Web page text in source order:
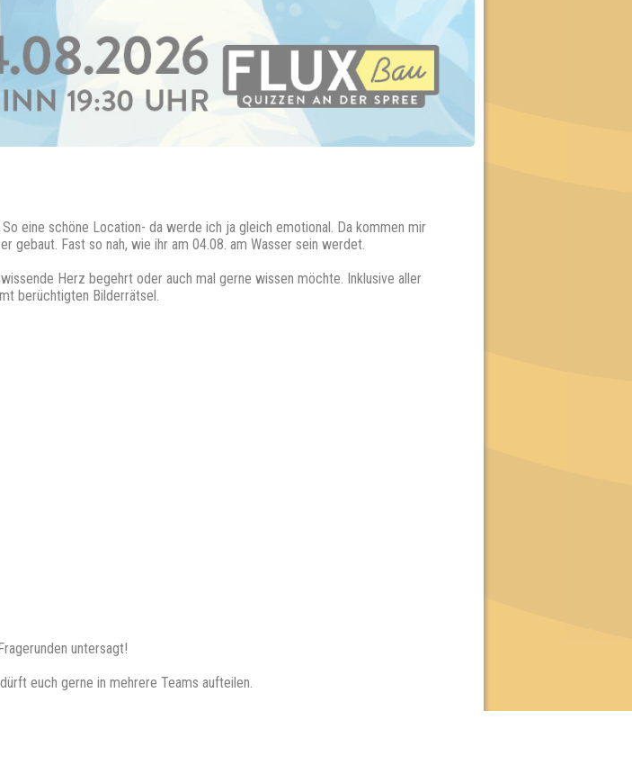
eine schöne Location- da werde ich ja gleich emotional. Da kommen mir
gebaut. Fast so nah, wie ihr am 04.08. am Wasser sein werdet.
Herz begehrt oder auch mal gerne wissen möchte. Inklusive aller
berüchtigten Bilderrätsel.
untersagt!
euch gerne in mehrere Teams aufteilen.